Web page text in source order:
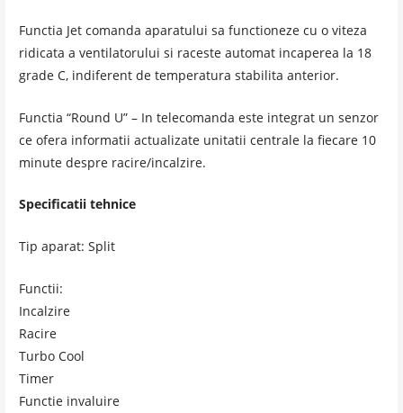
Functia Jet comanda aparatului sa functioneze cu o viteza
ridicata a ventilatorului si raceste automat incaperea la 18
grade C, indiferent de temperatura stabilita anterior.
Functia “Round U” – In telecomanda este integrat un senzor
ce ofera informatii actualizate unitatii centrale la fiecare 10
minute despre racire/incalzire.
Specificatii tehnice
Tip aparat: Split
Functii:
Incalzire
Racire
Turbo Cool
Timer
Functie invaluire